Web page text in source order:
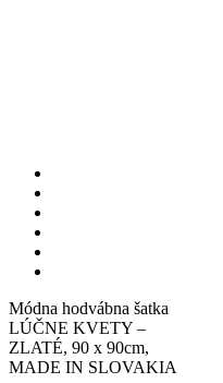
Módna hodvábna šatka
LÚČNE KVETY –
ZLATÉ, 90 x 90cm,
MADE IN SLOVAKIA